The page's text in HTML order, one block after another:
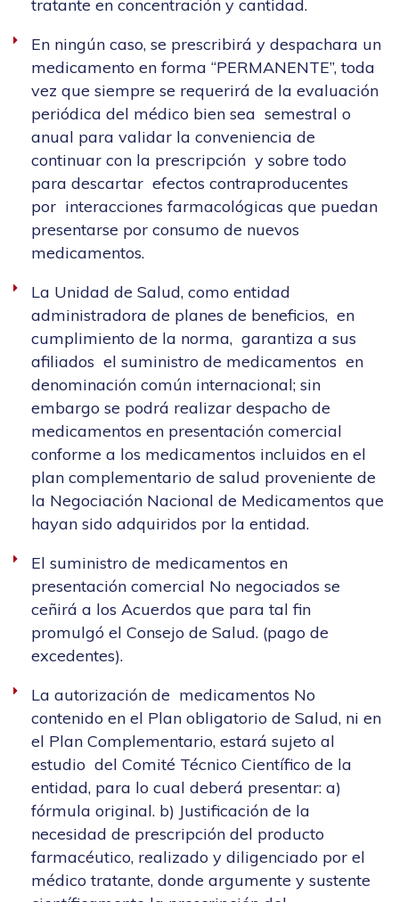
tratante en concentración y cantidad.
En ningún caso, se prescribirá y despachara un
medicamento en forma “PERMANENTE”, toda
vez que siempre se requerirá de la evaluación
periódica del médico bien sea semestral o
anual para validar la conveniencia de
continuar con la prescripción y sobre todo
para descartar efectos contraproducentes
por interacciones farmacológicas que puedan
presentarse por consumo de nuevos
medicamentos.
La Unidad de Salud, como entidad
administradora de planes de beneficios, en
cumplimiento de la norma, garantiza a sus
afiliados el suministro de medicamentos en
denominación común internacional; sin
embargo se podrá realizar despacho de
medicamentos en presentación comercial
conforme a los medicamentos incluidos en el
plan complementario de salud proveniente de
la Negociación Nacional de Medicamentos que
hayan sido adquiridos por la entidad.
El suministro de medicamentos en
presentación comercial No negociados se
ceñirá a los Acuerdos que para tal fin
promulgó el Consejo de Salud. (pago de
excedentes).
La autorización de medicamentos No
contenido en el Plan obligatorio de Salud, ni en
el Plan Complementario, estará sujeto al
estudio del Comité Técnico Científico de la
entidad, para lo cual deberá presentar: a)
fórmula original. b) Justificación de la
necesidad de prescripción del producto
farmacéutico, realizado y diligenciado por el
médico tratante, donde argumente y sustente